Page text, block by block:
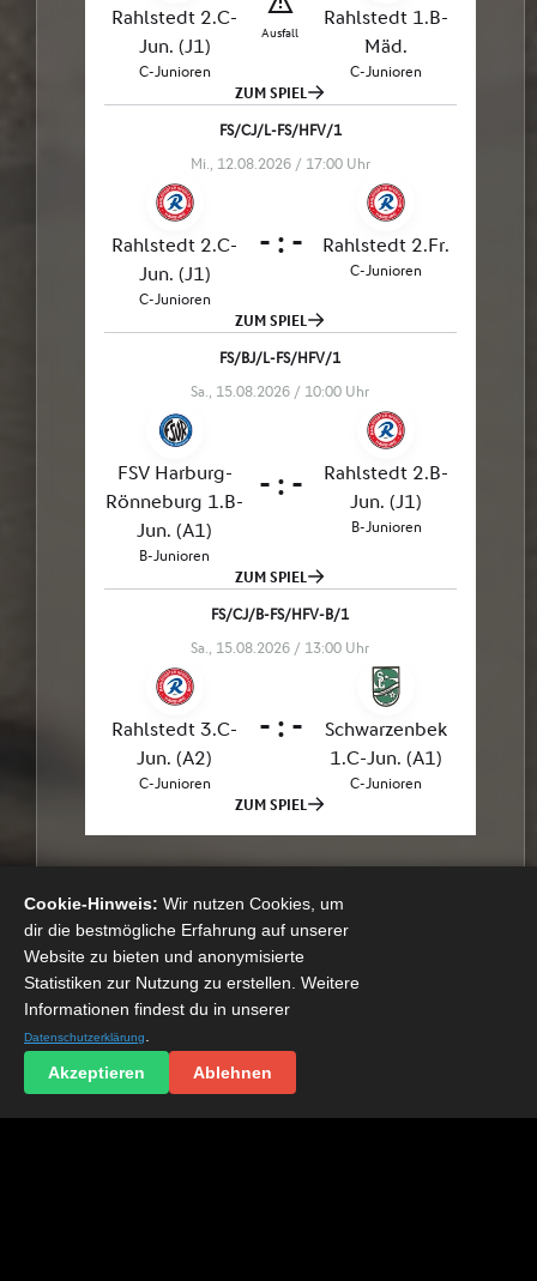
Cookie-Hinweis: Wir nutzen Cookies, um
dir die bestmögliche Erfahrung auf unserer
Website zu bieten und anonymisierte
Statistiken zur Nutzung zu erstellen. Weitere
Informationen findest du in unserer
Datenschutzerklärung
Akzeptieren
Ablehnen